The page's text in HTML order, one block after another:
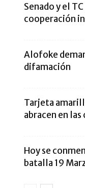
Senado y el
cooperación
Alofoke
difamación
Tarjeta
abracen en
Hoy se
batalla 19